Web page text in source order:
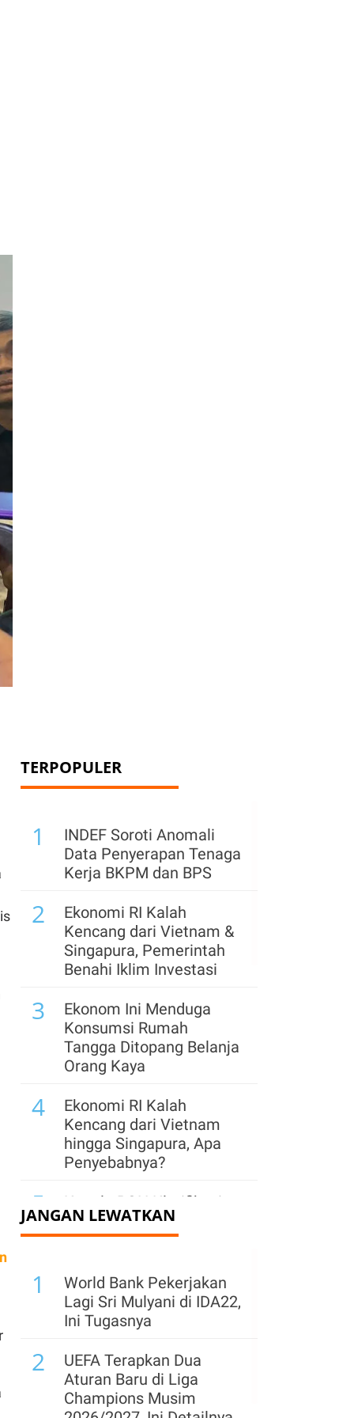
TERPOPULER
1
INDEF Soroti Anomali
Data Penyerapan Tenaga
Kerja BKPM dan BPS
2
Ekonomi RI Kalah
Kencang dari Vietnam &
Singapura, Pemerintah
Benahi Iklim Investasi
3
Ekonom Ini Menduga
Konsumsi Rumah
Tangga Ditopang Belanja
Orang Kaya
4
Ekonomi RI Kalah
Kencang dari Vietnam
hingga Singapura, Apa
Penyebabnya?
5
Kepala BGN Klarifikasi
Isu Bakal Buka 13.000
Dapur MBG
6
Jaga Momentum
Pertumbuhan Ekonomi
Semester II, Pemerintah
Siapkan Stimulus Rp
26,34 T
Investasi China Masuk
Madura, Kawasan
JANGAN LEWATKAN
1
World Bank Pekerjakan
Lagi Sri Mulyani di IDA22,
Ini Tugasnya
2
UEFA Terapkan Dua
Aturan Baru di Liga
Champions Musim